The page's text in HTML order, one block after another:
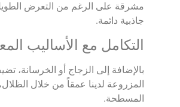
مشرقة على الرغم من التعرض
جاذبية دائمة.
التكامل مع الأساليب
بالإضافة إلى الزجاج أو الخرسانة،
المزروعة لدينا عمقاً من خلال
المسطحة.